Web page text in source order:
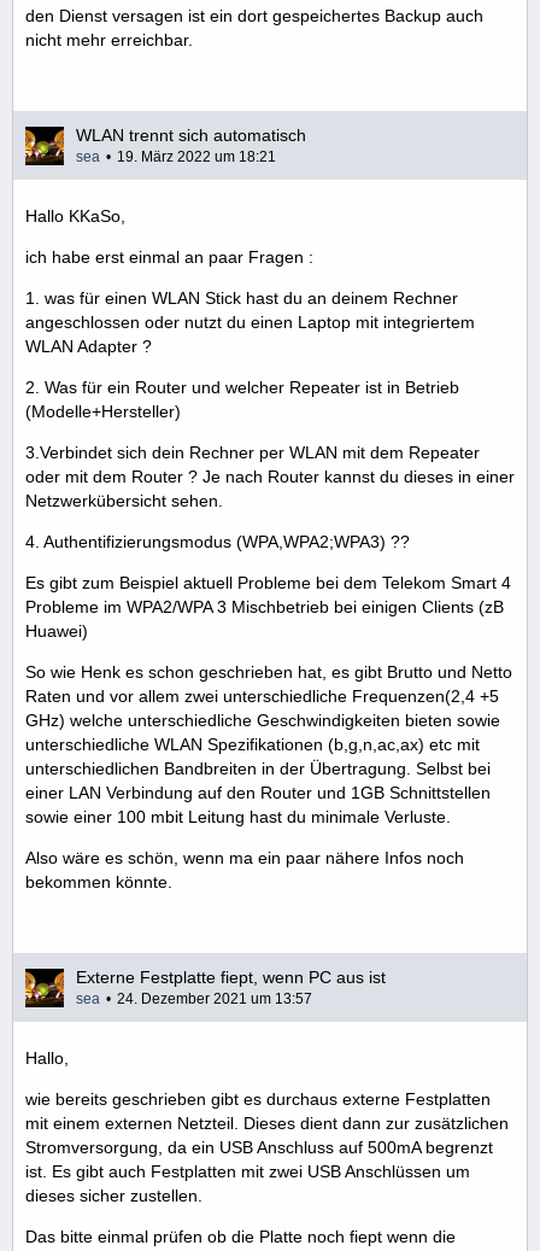
den Dienst versagen ist ein dort gespeichertes Backup auch
nicht mehr erreichbar.
WLAN trennt sich automatisch
sea 19. März 2022 um 18:21
Hallo KKaSo,
ich habe erst einmal an paar Fragen :
1. was für einen WLAN Stick hast du an deinem Rechner
angeschlossen oder nutzt du einen Laptop mit integriertem
WLAN Adapter ?
2. Was für ein Router und welcher Repeater ist in Betrieb
(Modelle+Hersteller)
3.Verbindet sich dein Rechner per WLAN mit dem Repeater
oder mit dem Router ? Je nach Router kannst du dieses in einer
Netzwerkübersicht sehen.
4. Authentifizierungsmodus (WPA,WPA2;WPA3) ??
Es gibt zum Beispiel aktuell Probleme bei dem Telekom Smart 4
Probleme im WPA2/WPA 3 Mischbetrieb bei einigen Clients (zB
Huawei)
So wie Henk es schon geschrieben hat, es gibt Brutto und Netto
Raten und vor allem zwei unterschiedliche Frequenzen(2,4 +5
GHz) welche unterschiedliche Geschwindigkeiten bieten sowie
unterschiedliche WLAN Spezifikationen (b,g,n,ac,ax) etc mit
unterschiedlichen Bandbreiten in der Übertragung. Selbst bei
einer LAN Verbindung auf den Router und 1GB Schnittstellen
sowie einer 100 mbit Leitung hast du minimale Verluste.
Also wäre es schön, wenn ma ein paar nähere Infos noch
bekommen könnte.
Externe Festplatte fiept, wenn PC aus ist
sea 24. Dezember 2021 um 13:57
Hallo,
wie bereits geschrieben gibt es durchaus externe Festplatten
mit einem externen Netzteil. Dieses dient dann zur zusätzlichen
Stromversorgung, da ein USB Anschluss auf 500mA begrenzt
ist. Es gibt auch Festplatten mit zwei USB Anschlüssen um
dieses sicher zustellen.
Das bitte einmal prüfen ob die Platte noch fiept wenn die